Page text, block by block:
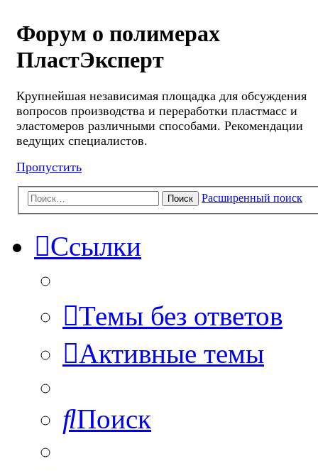
Форум о полимерах
ПластЭксперт
Крупнейшая независимая площадка для обсуждения
вопросов производства и переработки пластмасс и
эластомеров различными способами. Рекомендации
ведущих специалистов.
Пропустить
Поиск Расширенный поиск
Ссылки
Темы без ответов
Активные темы
Поиск